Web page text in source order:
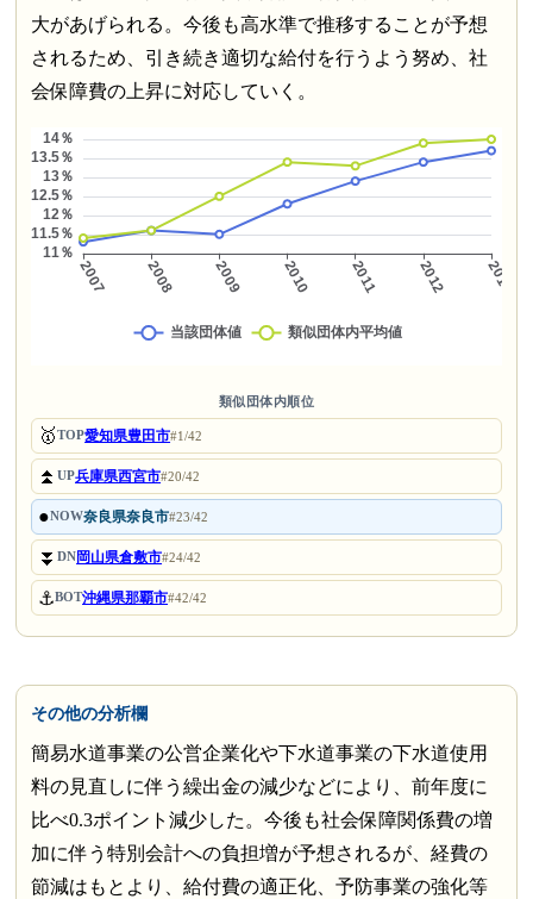
大があげられる。今後も高水準で推移することが予想
されるため、引き続き適切な給付を行うよう努め、社
会保障費の上昇に対応していく。
類似団体内順位
🥇TOP愛知県豊田市#1/42
⏫UP兵庫県西宮市#20/42
●NOW奈良県奈良市#23/42
⏬DN岡山県倉敷市#24/42
⚓BOT沖縄県那覇市#42/42
その他の分析欄
簡易水道事業の公営企業化や下水道事業の下水道使用
料の見直しに伴う繰出金の減少などにより、前年度に
比べ0.3ポイント減少した。今後も社会保障関係費の増
加に伴う特別会計への負担増が予想されるが、経費の
節減はもとより、給付費の適正化、予防事業の強化等